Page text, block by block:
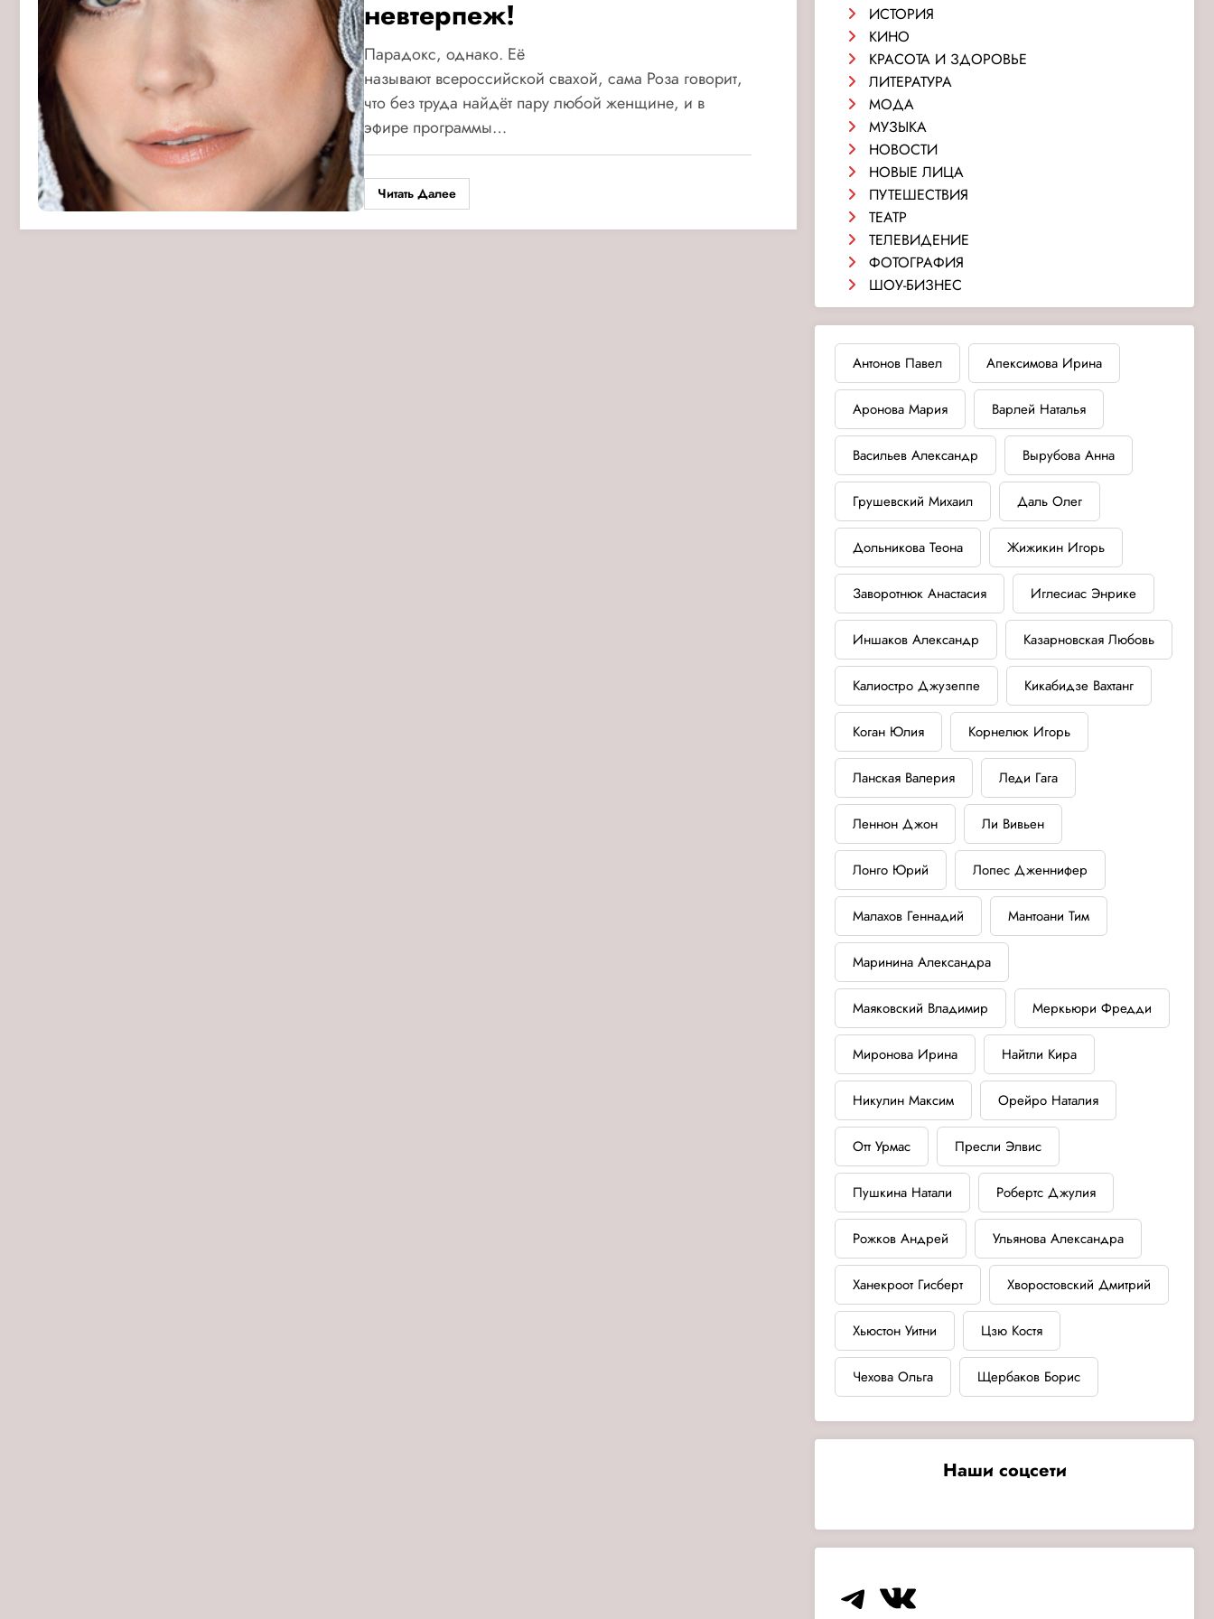
невтерпеж!
Парадокс, однако. Её
называют всероссийской свахой, сама Роза говорит,
что без труда найдёт пару любой женщине, и в
эфире программы…
Читать Далее
ИСТОРИЯ
КИНО
КРАСОТА И ЗДОРОВЬЕ
ЛИТЕРАТУРА
МОДА
МУЗЫКА
НОВОСТИ
НОВЫЕ ЛИЦА
ПУТЕШЕСТВИЯ
ТЕАТР
ТЕЛЕВИДЕНИЕ
ФОТОГРАФИЯ
ШОУ-БИЗНЕС
Антонов Павел Апексимова Ирина
Аронова Мария Варлей Наталья
Васильев Александр Вырубова Анна
Грушевский Михаил Даль Олег
Дольникова Теона Жижикин Игорь
Заворотнюк Анастасия Иглесиас Энрике
Иншаков Александр Казарновская Любовь
Калиостро Джузеппе Кикабидзе Вахтанг
Коган Юлия Корнелюк Игорь
Ланская Валерия Леди Гага
Леннон Джон Ли Вивьен
Лонго Юрий Лопес Дженнифер
Малахов Геннадий Мантоани Тим
Маринина Александра
Маяковский Владимир Меркьюри Фредди
Миронова Ирина Найтли Кира
Никулин Максим Орейро Наталия
Отт Урмас Пресли Элвис
Пушкина Натали Робертс Джулия
Рожков Андрей Ульянова Александра
Ханекроот Гисберт Хворостовский Дмитрий
Хьюстон Уитни Цзю Костя
Чехова Ольга Щербаков Борис
Наши соцсети
Telegram
VK